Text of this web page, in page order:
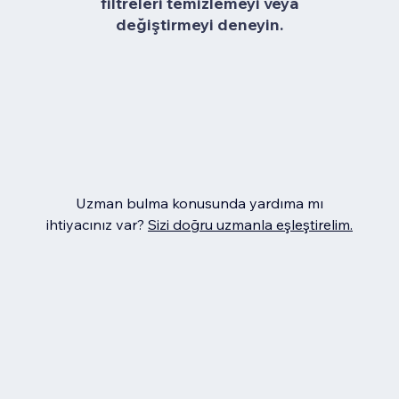
değiştirmeyi deneyin.
Uzman bulma konusunda yardıma mı
ihtiyacınız var? Sizi doğru uzmanla eşleştirelim.